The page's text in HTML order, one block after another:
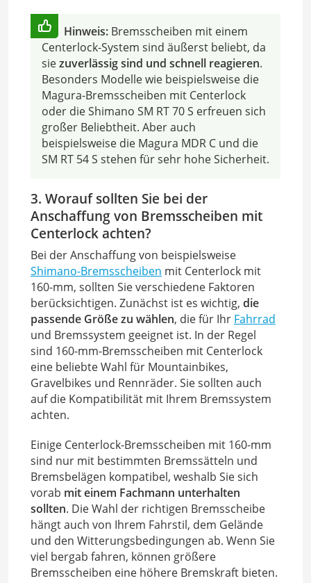
Hinweis: Bremsscheiben mit einem
Centerlock-System sind äußerst beliebt, da
siezuverlässig sind und schnell reagieren.
Besonders Modelle wie beispielsweise die
Magura-Bremsscheiben mit Centerlock
oder die Shimano SM RT 70 S erfreuen sich
großer Beliebtheit. Aber auch
beispielsweise die Magura MDR C und die
SM RT 54 S stehen für sehr hohe Sicherheit.
3. Worauf sollten Sie bei der
Anschaffung von Bremsscheiben mit
Centerlock achten?
Bei der Anschaffung von beispielsweise
Shimano-Bremsscheiben mit Centerlock mit
160-mm, sollten Sie verschiedene Faktoren
berücksichtigen. Zunächst ist es wichtig, die
passende Größe zu wählen, die für Ihr Fahrrad
und Bremssystem geeignet ist. In der Regel
sind 160-mm-Bremsscheiben mit Centerlock
eine beliebte Wahl für Mountainbikes,
Gravelbikes und Rennräder. Sie sollten auch
auf die Kompatibilität mit Ihrem Bremssystem
achten.
Einige Centerlock-Bremsscheiben mit 160-mm
sind nur mit bestimmten Bremssätteln und
Bremsbelägen kompatibel, weshalb Sie sich
vorab mit einem Fachmann unterhalten
sollten. Die Wahl der richtigen Bremsscheibe
hängt auch von Ihrem Fahrstil, dem Gelände
und den Witterungsbedingungen ab. Wenn Sie
viel bergab fahren, können größere
Bremsscheiben eine höhere Bremskraft bieten.